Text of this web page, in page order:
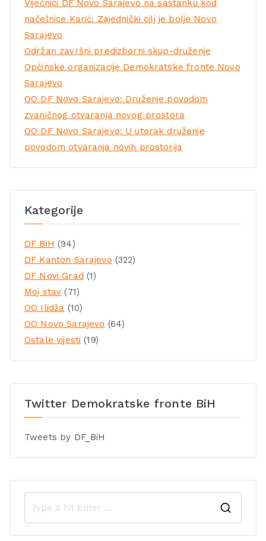
Vijećnici DF Novo Sarajevo na sastanku kod
načelnice Karić: Zajednički cilj je bolje Novo
Sarajevo
Održan završni predizborni skup-druženje
Općinske organizacije Demokratske fronte Novo
Sarajevo
OO DF Novo Sarajevo: Druženje povodom
zvaničnog otvaranja novog prostora
OO DF Novo Sarajevo: U utorak druženje
povodom otvaranja novih prostorija
Kategorije
DF BiH (94)
DF Kanton Sarajevo (322)
DF Novi Grad (1)
Moj stav (71)
OO Ilidža (10)
OO Novo Sarajevo (64)
Ostale vijesti (19)
Twitter Demokratske fronte BiH
Tweets by DF_BiH